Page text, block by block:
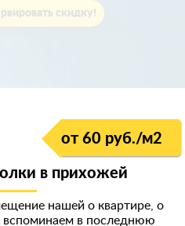
скидку!
от 60 руб./м2
в прихожей
нашей о квартире, о
в последнюю